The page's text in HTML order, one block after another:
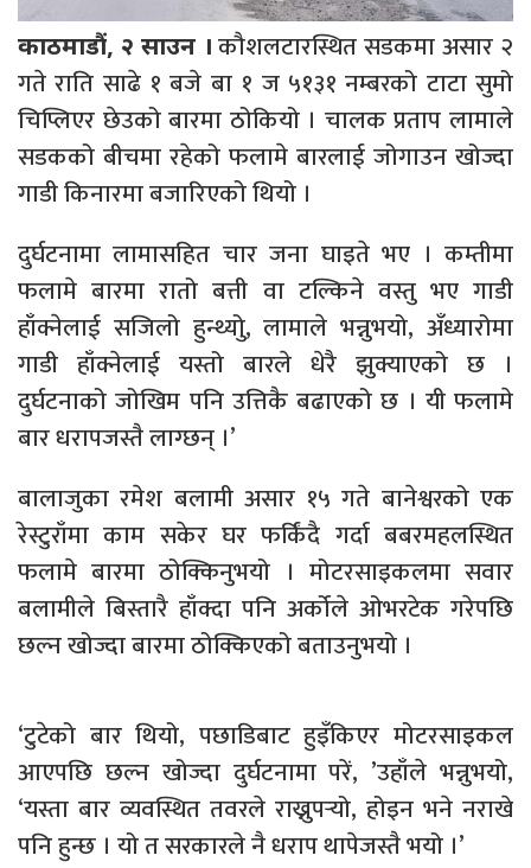
काठमाडौं, २ साउन । कौशलटारस्थित सडकमा असार २
गते राति साढे १ बजे बा १ ज ५१३१ नम्बरको टाटा सुमो
चिप्लिएर छेउको बारमा ठोकियो । चालक प्रताप लामाले
सडकको बीचमा रहेको फलामे बारलाई जोगाउन खोज्दा
गाडी किनारमा बजारिएको थियो ।
दुर्घटनामा लामासहित चार जना घाइते भए । कम्तीमा
फलामे बारमा रातो बत्ती वा टल्किने वस्तु भए गाडी
हाँक्नेलाई सजिलो हुन्थ्योु, लामाले भन्नुभयो, अँध्यारोमा
गाडी हाँक्नेलाई यस्तो बारले धेरै झुक्याएको छ ।
दुर्घटनाको जोखिम पनि उत्तिकै बढाएको छ । यी फलामे
बार धरापजस्तै लाग्छन् ।’
बालाजुका रमेश बलामी असार १५ गते बानेश्वरको एक
रेस्टुराँमा काम सकेर घर फर्किंदै गर्दा बबरमहलस्थित
फलामे बारमा ठोक्किनुभयो । मोटरसाइकलमा सवार
बलामीले बिस्तारै हाँक्दा पनि अर्कोले ओभरटेक गरेपछि
छल्न खोज्दा बारमा ठोक्किएको बताउनुभयो ।
‘टुटेको बार थियो, पछाडिबाट हुइँकिएर मोटरसाइकल
आएपछि छल्न खोज्दा दुर्घटनामा परें, ’उहाँले भन्नुभयो,
‘यस्ता बार व्यवस्थित तवरले राख्नुपर्‍यो, होइन भने नराखे
पनि हुन्छ । यो त सरकारले नै धराप थापेजस्तै भयो ।’